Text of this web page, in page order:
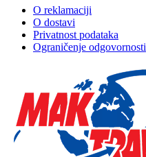
O reklamaciji
O dostavi
Privatnost podataka
Ograničenje odgovornosti